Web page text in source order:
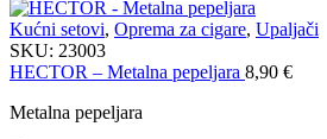
Kućni setovi, Oprema za cigare, Upaljači
SKU: 23003
HECTOR – Metalna pepeljara 8,90 €
Metalna pepeljara